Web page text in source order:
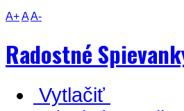
A+AA-
Radostné
Vytlačiť